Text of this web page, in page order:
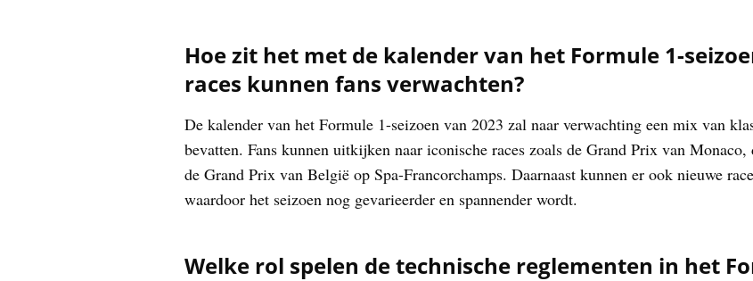
Hoe zit het met de kalender van het Formule 1-
races kunnen fans verwachten?
De kalender van het Formule 1-seizoen van 2023 zal naar verwachting een mix van
bevatten. Fans kunnen uitkijken naar iconische races zoals de Grand Prix van
de Grand Prix van België op Spa-Francorchamps. Daarnaast kunnen er ook nieuwe
waardoor het seizoen nog gevarieerder en spannender wordt.
Welke rol spelen de technische reglementen in het